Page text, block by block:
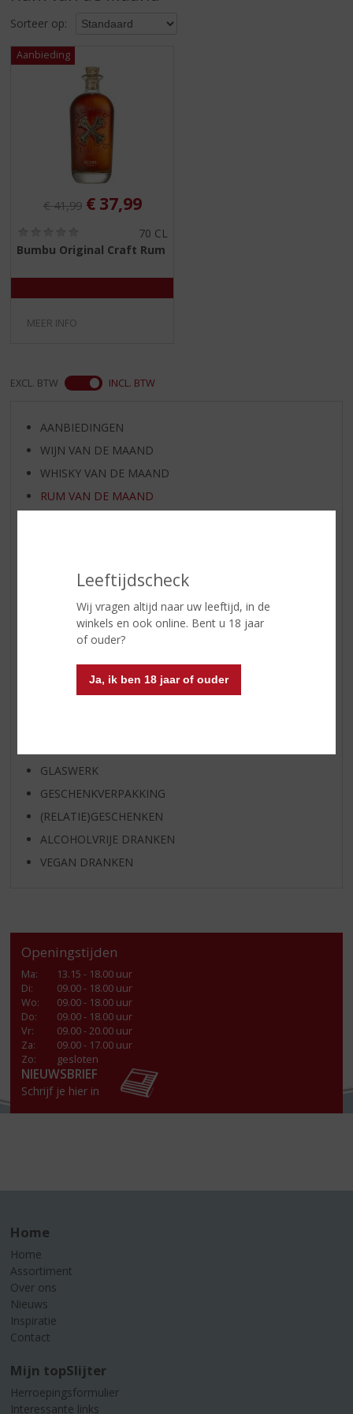
p
i
n
t
Leeftijdscheck
Wij vragen altijd naar uw leeftijd, in de
winkels en ook online. Bent u 18 jaar
of ouder?
Ja, ik ben 18 jaar of ouder
Sorteer op:
Originele prijs was:
€41,99 , Huidige prijs is:
€ 37,99
,
/
70 CL
Bumbu Original Craft Rum
MEER INFO
EXCL. BTW INCL. BTW
AANBIEDINGEN
WIJN VAN DE MAAND
WHISKY VAN DE MAAND
RUM VAN DE MAAND
WHISKY
GEDISTILLEERD OVERIG
GLASWERK
GESCHENKVERPAKKING
(RELATIE)GESCHENKEN
ALCOHOLVRIJE DRANKEN
VEGAN DRANKEN
Openingstijden
Ma:
13.15 - 18.00 uur
Di:
09.00 - 18.00 uur
Wo:
09.00 - 18.00 uur
Do:
09.00 - 18.00 uur
Vr:
09.00 - 20.00 uur
Za:
09.00 - 17.00 uur
Zo:
gesloten
NIEUWSBRIEF
Schrijf je hier in
Home
Home
Assortiment
Over ons
Nieuws
Inspiratie
Contact
Mijn topSlijter
Herroepingsformulier
Interessante links